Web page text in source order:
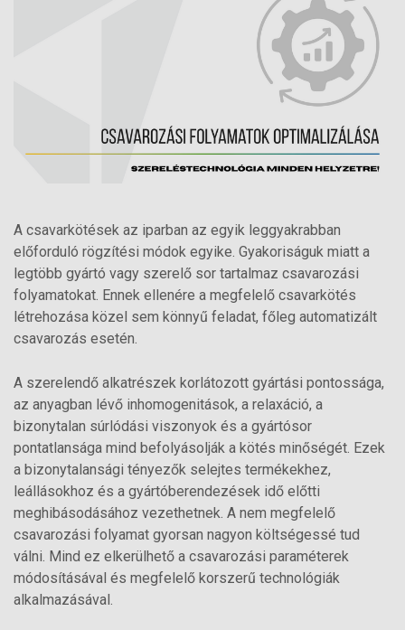
A csavarkötések az iparban az egyik leggyakrabban
előforduló rögzítési módok egyike. Gyakoriságuk miatt a
legtöbb gyártó vagy szerelő sor tartalmaz csavarozási
folyamatokat. Ennek ellenére a megfelelő csavarkötés
létrehozása közel sem könnyű feladat, főleg automatizált
csavarozás esetén.
A szerelendő alkatrészek korlátozott gyártási pontossága,
az anyagban lévő inhomogenitások, a relaxáció, a
bizonytalan súrlódási viszonyok és a gyártósor
pontatlansága mind befolyásolják a kötés minőségét. Ezek
a bizonytalansági tényezők selejtes termékekhez,
leállásokhoz és a gyártóberendezések idő előtti
meghibásodásához vezethetnek. A nem megfelelő
csavarozási folyamat gyorsan nagyon költségessé tud
válni. Mind ez elkerülhető a csavarozási paraméterek
módosításával és megfelelő korszerű technológiák
alkalmazásával.